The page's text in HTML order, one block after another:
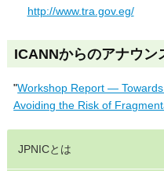
http://www.tra.gov.eg/
ICANNからのアナウン
"Workshop Report ―
Avoiding the Risk of
JPNICとは